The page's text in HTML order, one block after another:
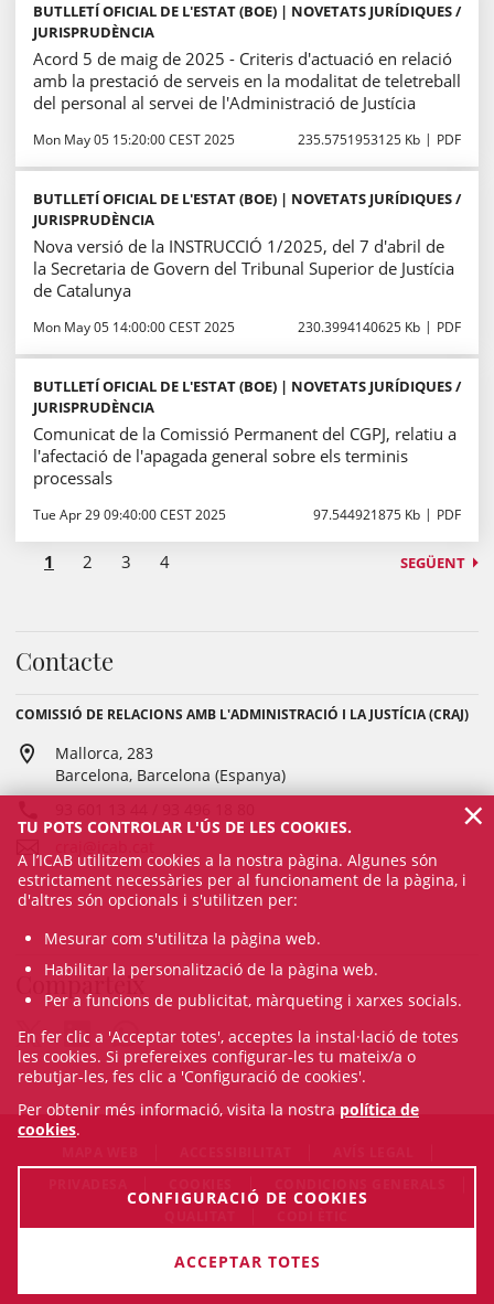
BUTLLETÍ OFICIAL DE L'ESTAT (BOE) | NOVETATS JURÍDIQUES /
JURISPRUDÈNCIA
Acord 5 de maig de 2025 - Criteris d'actuació en relació
amb la prestació de serveis en la modalitat de teletreball
del personal al servei de l'Administració de Justícia
Mon May 05 15:20:00 CEST 2025 235.5751953125 Kb PDF
BUTLLETÍ OFICIAL DE L'ESTAT (BOE) | NOVETATS JURÍDIQUES /
JURISPRUDÈNCIA
Nova versió de la INSTRUCCIÓ 1/2025, del 7 d'abril de
la Secretaria de Govern del Tribunal Superior de Justícia
de Catalunya
Mon May 05 14:00:00 CEST 2025 230.3994140625 Kb PDF
BUTLLETÍ OFICIAL DE L'ESTAT (BOE) | NOVETATS JURÍDIQUES /
JURISPRUDÈNCIA
Comunicat de la Comissió Permanent del CGPJ, relatiu a
l'afectació de l'apagada general sobre els terminis
processals
Tue Apr 29 09:40:00 CEST 2025 97.544921875 Kb PDF
1 2 3 4 SEGÜENT
Contacte
COMISSIÓ DE RELACIONS AMB L'ADMINISTRACIÓ I LA JUSTÍCIA (CRAJ)
Mallorca, 283
Barcelona, Barcelona (Espanya)
Comparteix
© Fri Aug 07 07:31:22 CEST 2026 Il·lustre Col·legi de l'Advocacia
TU POTS CONTROLAR L'ÚS DE LES COOKIES.
A l’ICAB utilitzem cookies a la nostra pàgina. Algunes són
estrictament necessàries per al funcionament de la pàgina, i
d'altres són opcionals i s'utilitzen per:
Mesurar com s'utilitza la pàgina web.
Habilitar la personalització de la pàgina web.
Per a funcions de publicitat, màrqueting i xarxes socials.
En fer clic a 'Acceptar totes', acceptes la instal·lació de totes
les cookies. Si prefereixes configurar-les tu mateix/a o
rebutjar-les, fes clic a 'Configuració de cookies'.
Per obtenir més informació, visita la nostra política de
cookies.
CONFIGURACIÓ DE COOKIES
ACCEPTAR TOTES
×